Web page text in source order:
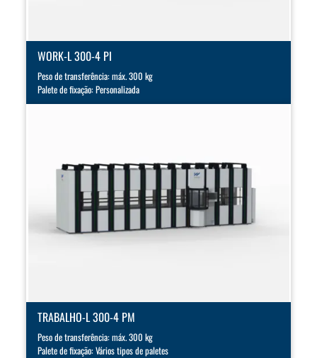
WORK-L 300-4 PI
Peso de transferência: máx. 300 kg
Palete de fixação: Personalizada
TRABALHO-L 300-4 PM
Peso de transferência: máx. 300 kg
Palete de fixação: Vários tipos de paletes